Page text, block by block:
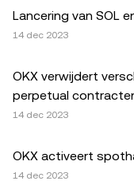
Lancering van SOL
14 dec 2023
OKX verwijdert
perpetual
14 dec 2023
OKX activeert
14 dec 2023